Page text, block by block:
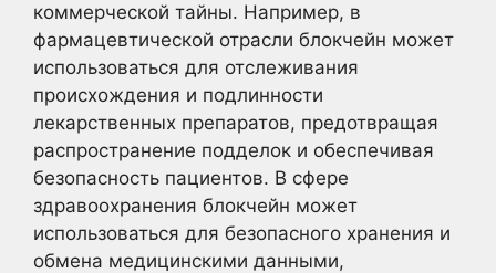
коммерческой тайны. Например, в
фармацевтической отрасли блокчейн может
использоваться для отслеживания
происхождения и подлинности
лекарственных препаратов, предотвращая
распространение подделок и обеспечивая
безопасность пациентов. В сфере
здравоохранения блокчейн может
использоваться для безопасного хранения и
обмена медицинскими данными,